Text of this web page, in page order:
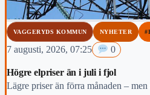
VAGGERYDS KOMMUN NYHETER
7 augusti, 2026, 07:25 0
Högre elpriser än i juli i fjol
Lägre priser än förra månaden –